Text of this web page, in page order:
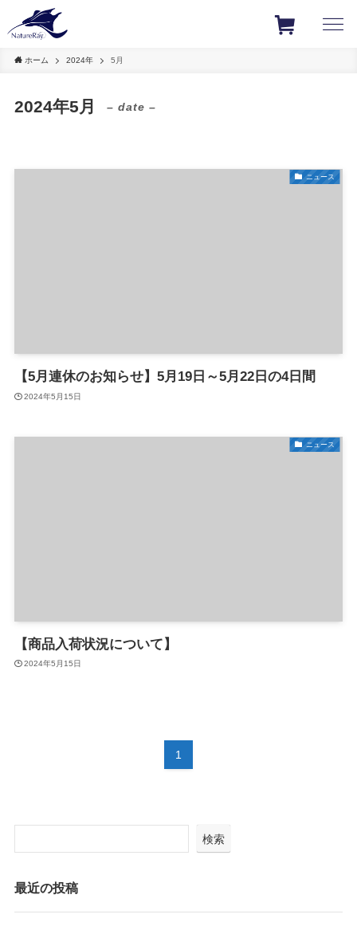
ホーム 2024年 5月
2024年5月 – date –
ニュース
【5月連休のお知らせ】5月19日～5月22日の4日間
2024年5月15日
ニュース
【商品入荷状況について】
2024年5月15日
1
検索
最近の投稿